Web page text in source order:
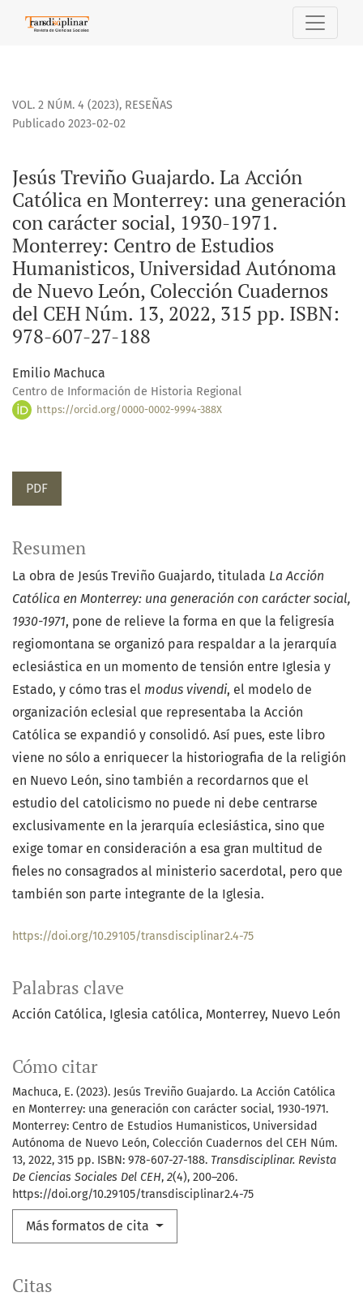
Jesús Treviño Guajardo. La Acción Católica en Monterrey:
VOL. 2 NÚM. 4 (2023), RESEÑAS
Jesús Treviño Guajardo. La Acción
Católica en Monterrey: una generación
con carácter social, 1930-1971.
Monterrey: Centro de Estudios
Humanisticos, Universidad Autónoma
de Nuevo León, Colección Cuadernos
del CEH Núm. 13, 2022, 315 pp. ISBN:
978-607-27-188
Publicado 2023-02-02
Emilio Machuca
Centro de Información de Historia Regional
https://orcid.org/0000-0002-9994-388X
PDF
Palabras clave
Acción Católica Iglesia católica Monterrey Nuevo León
Cómo citar
Machuca, E. (2023). Jesús Treviño Guajardo. La Acción Católica
en Monterrey: una generación con carácter social, 1930-1971.
Monterrey: Centro de Estudios Humanisticos, Universidad
Autónoma de Nuevo León, Colección Cuadernos del CEH Núm.
13, 2022, 315 pp. ISBN: 978-607-27-188. Transdisciplinar. Revista
De Ciencias Sociales Del CEH, 2(4), 200–206.
https://doi.org/10.29105/transdisciplinar2.4-75
Más formatos de cita
Resumen
La obra de Jesús Treviño Guajardo, titulada La Acción
Católica en Monterrey: una generación con carácter social,
1930-1971, pone de relieve la forma en que la feligresía
regiomontana se organizó para respaldar a la jerarquía
eclesiástica en un momento de tensión entre Iglesia y
Estado, y cómo tras el modus vivendi, el modelo de
organización eclesial que representaba la Acción
Católica se expandió y consolidó. Así pues, este libro
viene no sólo a enriquecer la historiografia de la religión
en Nuevo León, sino también a recordarnos que el
estudio del catolicismo no puede ni debe centrarse
exclusivamente en la jerarquía eclesiástica, sino que
exige tomar en consideración a esa gran multitud de
fieles no consagrados al ministerio sacerdotal, pero que
también son parte integrante de la Iglesia.
https://doi.org/10.29105/transdisciplinar2.4-75
Citas